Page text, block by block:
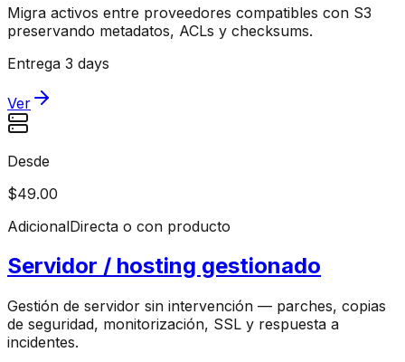
Migra activos entre proveedores compatibles con S3
preservando metadatos, ACLs y checksums.
Entrega 3 days
Ver
Desde
$49.00
AdicionalDirecta o con producto
Servidor / hosting gestionado
Gestión de servidor sin intervención — parches, copias
de seguridad, monitorización, SSL y respuesta a
incidentes.